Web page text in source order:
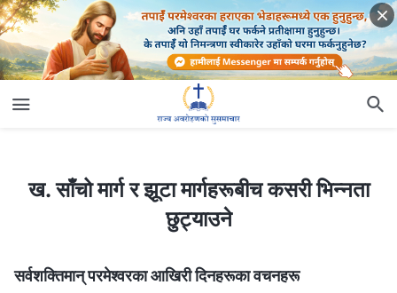
ख. साँचो मार्ग र झूटा मार्गहरूबीच कसरी भिन्‍नता छुट्याउने
ख. साँचो मार्ग र झूटा मार्गहरूबीच कसरी भिन्‍नता
छुट्याउने
सर्वशक्तिमान् परमेश्‍वरका आखिरी दिनहरूका वचनहरू